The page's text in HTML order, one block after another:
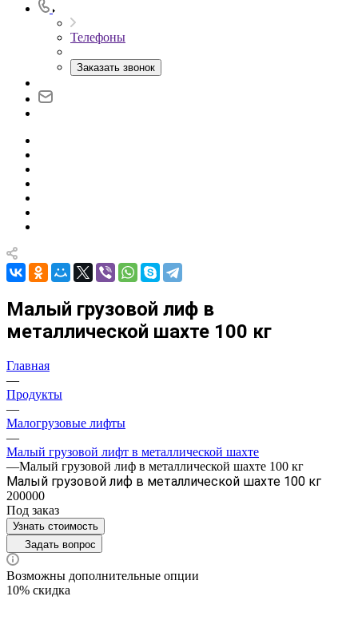
Телефоны
Заказать звонок
Малый грузовой лиф в
металлической шахте 100 кг
Главная
—
Продукты
—
Малогрузовые лифты
—
Малый грузовой лифт в металлической шахте
—Малый грузовой лиф в металлической шахте 100 кг
Малый грузовой лиф в металлической шахте 100 кг
200000
Под заказ
Узнать стоимость
Задать вопрос
Возможны дополнительные опции
10% скидка